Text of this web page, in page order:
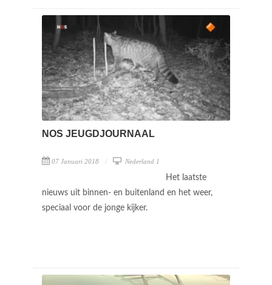
NOS JEUGDJOURNAAL
07 Januari 2018 Nederland 1
Het laatste
nieuws uit binnen- en buitenland en het weer,
speciaal voor de jonge kijker.